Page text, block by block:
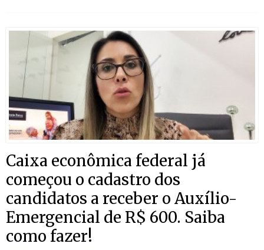
Caixa econômica federal já
começou o cadastro dos
candidatos a receber o Auxílio-
Emergencial de R$ 600. Saiba
como fazer!